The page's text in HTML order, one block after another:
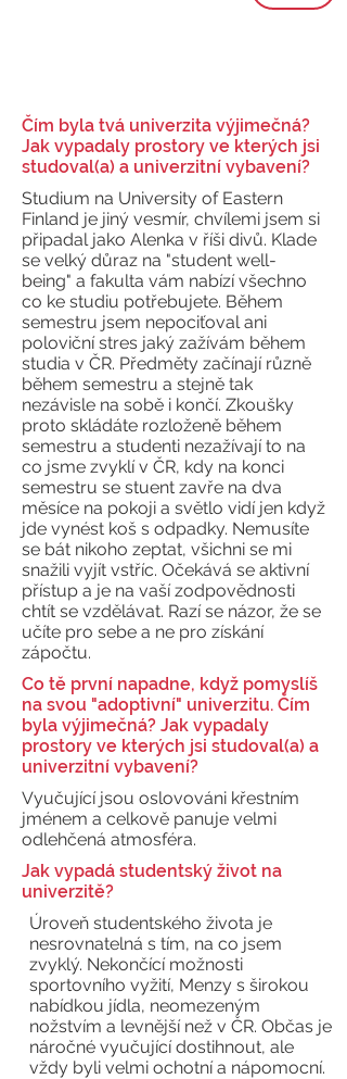
Čím byla tvá univerzita výjimečná?
Jak vypadaly prostory ve kterých jsi
studoval(a) a univerzitní vybavení?
Studium na University of Eastern
Finland je jiný vesmír, chvílemi jsem si
připadal jako Alenka v říši divů. Klade
se velký důraz na "student well-
being" a fakulta vám nabízí všechno
co ke studiu potřebujete. Během
semestru jsem nepociťoval ani
poloviční stres jaký zažívám během
studia v ČR. Předměty začínají různě
během semestru a stejně tak
nezávisle na sobě i končí. Zkoušky
proto skládáte rozloženě během
semestru a studenti nezažívají to na
co jsme zvyklí v ČR, kdy na konci
semestru se stuent zavře na dva
měsíce na pokoji a světlo vidí jen když
jde vynést koš s odpadky. Nemusíte
se bát nikoho zeptat, všichni se mi
snažili vyjít vstříc. Očekává se aktivní
přístup a je na vaší zodpovědnosti
chtít se vzdělávat. Razí se názor, že se
učíte pro sebe a ne pro získání
zápočtu.
Co tě první napadne, když pomyslíš
na svou "adoptivní" univerzitu. Čím
byla výjimečná? Jak vypadaly
prostory ve kterých jsi studoval(a) a
univerzitní vybavení?
Vyučující jsou oslovováni křestním
jménem a celkově panuje velmi
odlehčená atmosféra.
Jak vypadá studentský život na
univerzitě?
Úroveň studentského života je
nesrovnatelná s tím, na co jsem
zvyklý. Nekončící možnosti
sportovního vyžití, Menzy s širokou
nabídkou jídla, neomezeným
nožstvím a levnější než v ČR. Občas je
náročné vyučující dostihnout, ale
vždy byli velmi ochotní a nápomocní.